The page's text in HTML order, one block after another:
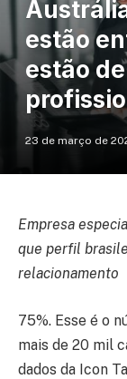
estão
estão
23 de março de
Empresa
que perfil
relacionamento
75%. Esse é o
mais de 20 mil
dados da Icon